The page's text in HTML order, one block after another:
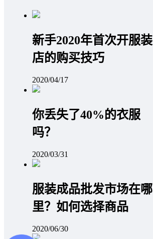
新手2020年首次开服装
店的购买技巧
2020/04/17
你丢失了40%的衣服
吗？
2020/03/31
服装成品批发市场在哪
里？如何选择商品
2020/06/30